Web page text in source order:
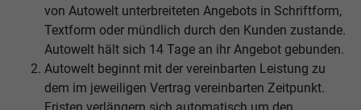
von Autowelt unterbreiteten Angebots in Schriftform,
Textform oder mündlich durch den Kunden zustande.
Autowelt hält sich 14 Tage an ihr Angebot gebunden.
Autowelt beginnt mit der vereinbarten Leistung zu
dem im jeweiligen Vertrag vereinbarten Zeitpunkt.